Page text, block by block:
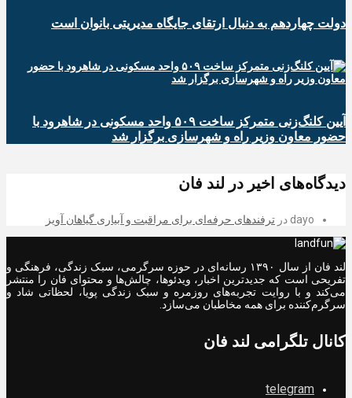
دولت چهاردهم به دنبال ارتقای جایگاه مدیریتی بانوان است
آیین کلنگ‌زنی متمرکز ساخت ۵۰۹ واحد مسکونی در شاهرود با
حضور معاون وزیر راه و شهرسازی برگزار شد
دیدگاه‌های اخیر در لند فان
dayo در ترفندهای حرفه‌ای برای مراقبت و آبیاری گیاهان آویز
لند فان از سال ۱۳۹۰ رسانه‌ای در حوزه سرگرمی، سبک زندگی، فرهنگی و
تفریحی است که جدیدترین اخبار، ویدئوها، چالش‌ها و محتوای فان را منتشر
می‌کند و با روایت تجربه‌های روزمره و سبک زندگی پویا، لحظاتی شاد و
سرگرم‌کننده برای همه مخاطبان می‌سازد.
کانال تلگرامی لند فان
telegram